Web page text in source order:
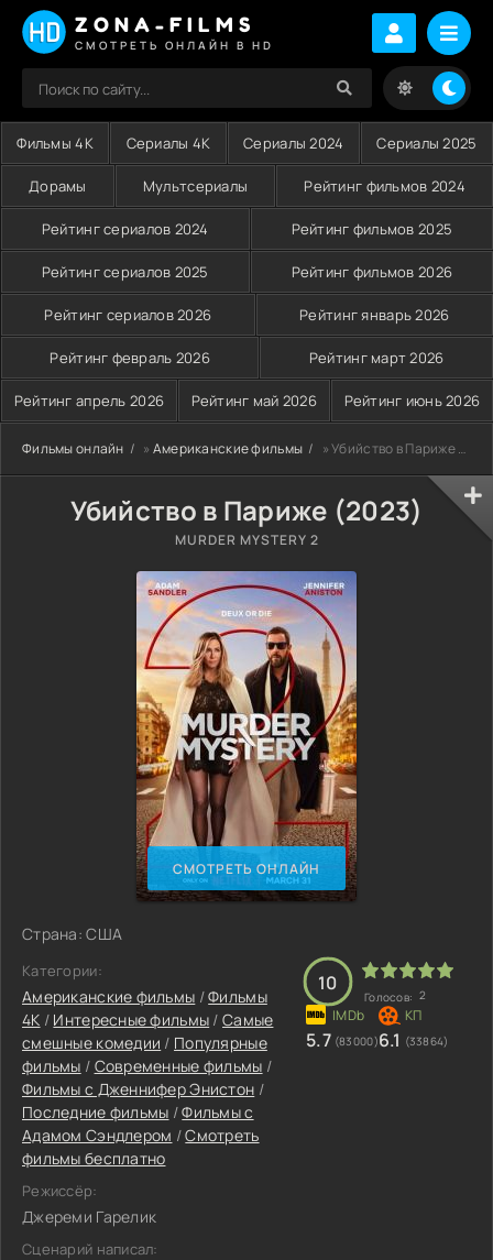
ZONA-FILMS
СМОТРЕТЬ ОНЛАЙН В HD
Фильмы 4K Сериалы 4K Сериалы 2024 Сериалы 2025
Дорамы Мультсериалы Рейтинг фильмов 2024
Рейтинг сериалов 2024 Рейтинг фильмов 2025
Рейтинг сериалов 2025 Рейтинг фильмов 2026
Рейтинг сериалов 2026 Рейтинг январь 2026
Рейтинг февраль 2026 Рейтинг март 2026
Рейтинг апрель 2026 Рейтинг май 2026 Рейтинг июнь 2026
Фильмы онлайн » Американские фильмы » Убийство в Париже (2023)
Убийство в Париже (2023)
MURDER MYSTERY 2
СМОТРЕТЬ ОНЛАЙН
Страна: США
Категории:
Американские фильмы /Фильмы
4K / Интересные фильмы /Самые
смешные комедии / Популярные
фильмы / Современные фильмы /
Фильмы c Дженнифер Энистон /
Последние фильмы /Фильмы c
Адамом Сэндлером /Смотреть
фильмы бесплатно
Режиссёр:
Джереми Гарелик
Сценарий написал:
10
Голосов: 2
5.7 (83000)6.1 (33864)